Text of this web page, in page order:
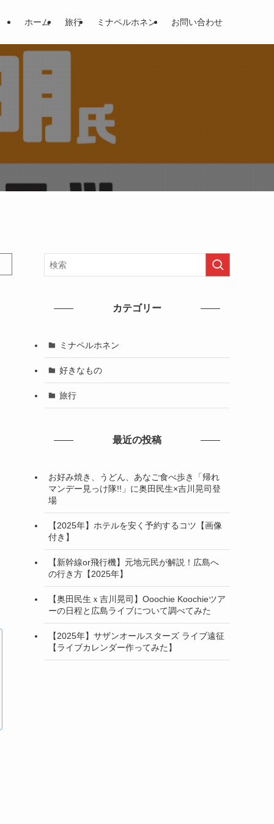
ホーム 旅行 ミナペルホネン お問い合わせ
カテゴリー
ミナペルホネン
好きなもの
旅行
最近の投稿
お好み焼き、うどん、あなご食べ歩き「帰れ
マンデー見っけ隊!!」に奥田民生×吉川晃司登
場
【2025年】ホテルを安く予約するコツ【画像
付き】
【新幹線or飛行機】元地元民が解説！広島へ
の行き方【2025年】
【奥田民生ｘ吉川晃司】Ooochie Koochieツア
ーの日程と広島ライブについて調べてみた
【2025年】サザンオールスターズ ライブ遠征
【ライブカレンダー作ってみた】